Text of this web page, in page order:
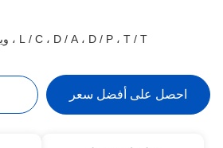
L / C ، D / A ، D / P ، T / T ، ويسترن يونيون ، موني جرام
احصل على أفضل سعر